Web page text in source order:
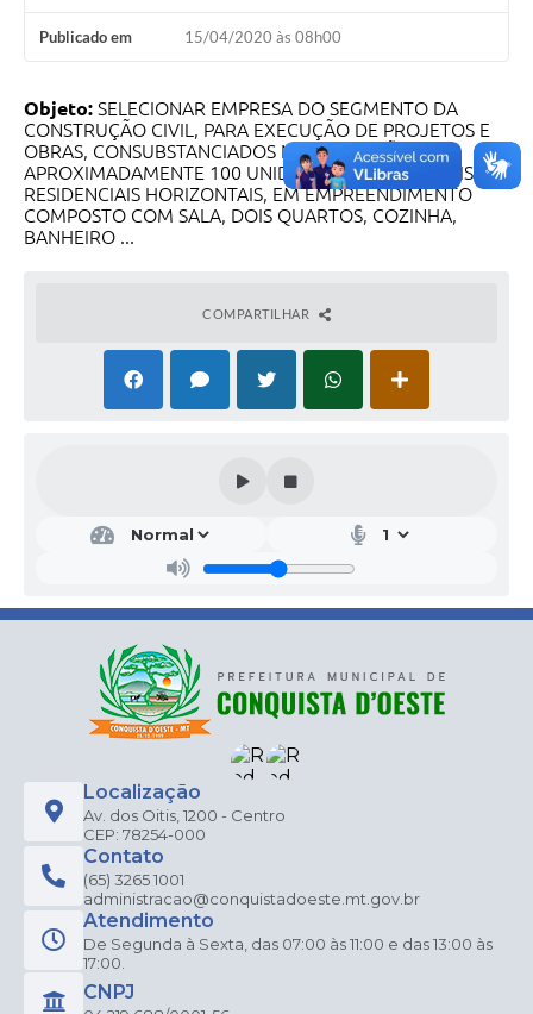
Publicado em 15/04/2020 às 08h00
Objeto: SELECIONAR EMPRESA DO SEGMENTO DA
CONSTRUÇÃO CIVIL, PARA EXECUÇÃO DE PROJETOS E
OBRAS, CONSUBSTANCIADOS NA PRODUÇÃO DE
APROXIMADAMENTE 100 UNIDADES HABITACIONAIS,
RESIDENCIAIS HORIZONTAIS, EM EMPREENDIMENTO
COMPOSTO COM SALA, DOIS QUARTOS, COZINHA,
BANHEIRO ...
COMPARTILHAR
Localização
Av. dos Oitis, 1200 - Centro
CEP: 78254-000
Contato
(65) 3265 1001
administracao@conquistadoeste.mt.gov.br
Atendimento
De Segunda à Sexta, das 07:00 às 11:00 e das 13:00 às
17:00.
CNPJ